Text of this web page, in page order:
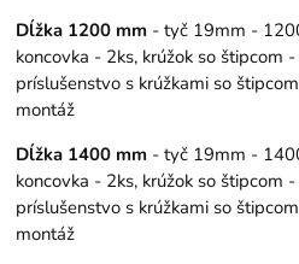
Dĺžka 1200 mm - tyč 19mm -
koncovka - 2ks, krúžok so štipcom
príslušenstvo s krúžkami so
montáž
Dĺžka 1400 mm - tyč 19mm -
koncovka - 2ks, krúžok so štipcom
príslušenstvo s krúžkami so
montáž